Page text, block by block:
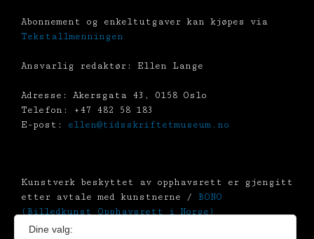
Abonnement og enkeltutgaver kan kjøpes via
Tekstallmenningen
Ansvarlig redaktør: Ellen Lange
Adresse: Akersgata 43, 0158 Oslo
Telefon: +47 482 58 183
E-post: ellen@tidsskriftetmuseum.no
Kunstverk beskyttet av opphavsrett er gjengitt
etter avtale med kunstnerne / BONO
(Billedkunst Opphavsrett i Norge)
Dine valg: